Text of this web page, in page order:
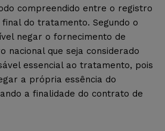
compreendido entre o registro
do tratamento. Segundo o
negar o fornecimento de
nacional que seja considerado
essencial ao tratamento, pois
a própria essência do
a finalidade do contrato de